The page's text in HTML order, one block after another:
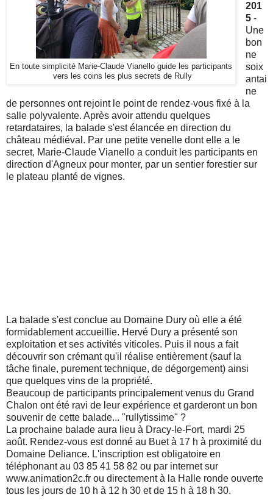
En toute simplicité Marie-Claude Vianello guide les participants
vers les coins les plus secrets de Rully
201
5-
Une
bon
ne
soix
antai
ne
de personnes ont rejoint le point de rendez-vous fixé à la
salle polyvalente. Après avoir attendu quelques
retardataires, la balade s'est élancée en direction du
château médiéval. Par une petite venelle dont elle a le
secret, Marie-Claude Vianello a conduit les participants en
direction d'Agneux pour monter, par un sentier forestier sur
le plateau planté de vignes.
La balade s'est conclue au Domaine Dury où elle a été
formidablement accueillie. Hervé Dury a présenté son
exploitation et ses activités viticoles. Puis il nous a fait
découvrir son crémant qu'il réalise entièrement (sauf la
tâche finale, purement technique, de dégorgement) ainsi
que quelques vins de la propriété.
Beaucoup de participants principalement venus du Grand
Chalon ont été ravi de leur expérience et garderont un bon
souvenir de cette balade... "rullytissime" ?
La prochaine balade aura lieu à Dracy-le-Fort, mardi 25
août. Rendez-vous est donné au Buet à 17 h à proximité du
Domaine Deliance. L'inscription est obligatoire en
téléphonant au 03 85 41 58 82 ou par internet sur
www.animation2c.fr ou directement à la Halle ronde ouverte
tous les jours de 10 h à 12 h 30 et de 15 h à 18 h 30.